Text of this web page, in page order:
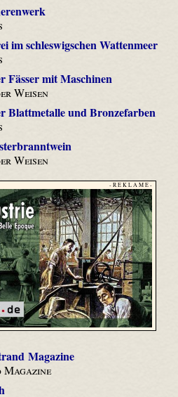
im schleswigschen Wattenmeer
Fässer mit Maschinen
Weisen
Blattmetalle und Bronzefarben
Weisen
- R E K L A M E -
Magazine